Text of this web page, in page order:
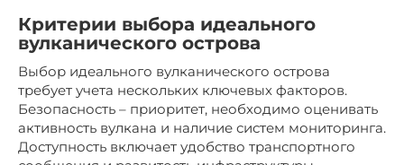
Критерии выбора идеального
вулканического острова
Выбор идеального вулканического острова
требует учета нескольких ключевых факторов.
Безопасность – приоритет, необходимо оценивать
активность вулкана и наличие систем мониторинга.
Доступность включает удобство транспортного